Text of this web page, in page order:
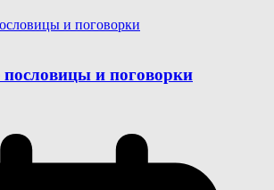
пословицы и поговорки